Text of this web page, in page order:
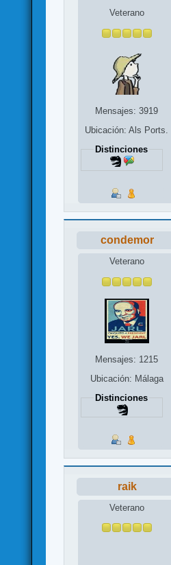
Veterano
Mensajes: 3919
Ubicación: Als Ports.
Distinciones
condemor
Veterano
Mensajes: 1215
Ubicación: Málaga
Distinciones
raik
Veterano